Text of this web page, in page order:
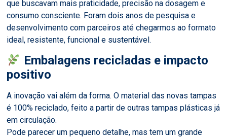
que buscavam mais praticidade, precisão na dosagem e
consumo consciente. Foram dois anos de pesquisa e
desenvolvimento com parceiros até chegarmos ao formato
ideal, resistente, funcional e sustentável.
Embalagens recicladas e impacto
positivo
A inovação vai além da forma. O material das novas tampas
é 100% reciclado, feito a partir de outras tampas plásticas já
em circulação.
Pode parecer um pequeno detalhe, mas tem um grande